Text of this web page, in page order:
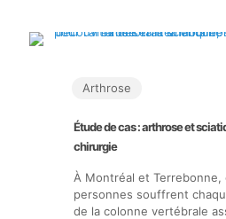
Arthrose
Étude de cas : arthrose et
chirurgie
À Montréal et Terrebonne,
personnes souffrent
de la colonne vertébrale